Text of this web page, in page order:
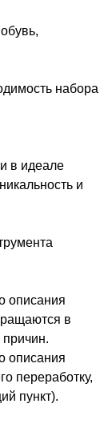
набора
в идеале
и
описания
в
описания
переработку,
пункт).